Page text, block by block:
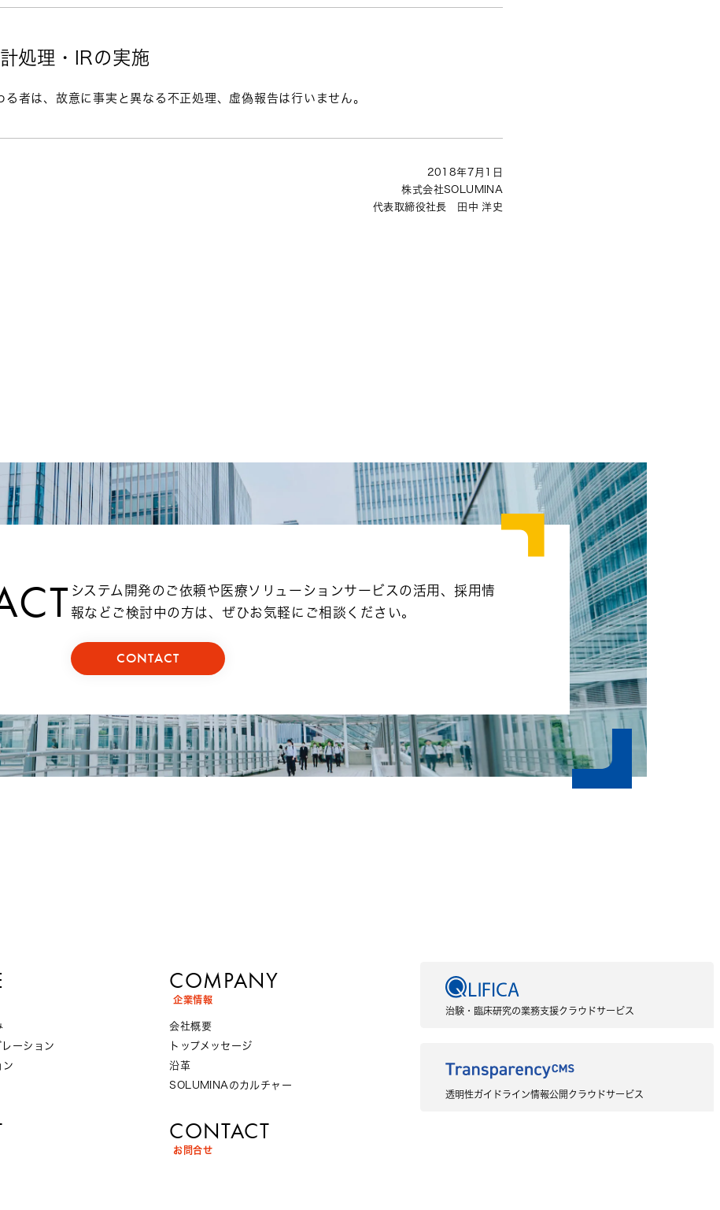
処理・IRの実施
る者は、故意に事実と異なる不正処理、虚偽報告は行いません。
2018年7月1日
株式会社SOLUMINA
代表取締役社長 田中 洋史
システム開発のご依頼や医療ソリューションサービスの活用、採用情
報などご検討中の方は、ぜひお気軽にご相談ください。
CONTACT
ーション
ン
COMPANY
企業情報
会社概要
トップメッセージ
沿革
SOLUMINAのカルチャー
CONTACT
お問合せ
治験・臨床研究の業務支援クラウドサービス
透明性ガイドライン情報公開クラウドサービス